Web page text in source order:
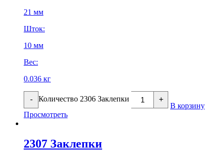
21 мм
Шток:
10 мм
Вес:
0.036 кг
- Количество 2306 Заклепки +
В корзину
Просмотреть
2307 Заклепки